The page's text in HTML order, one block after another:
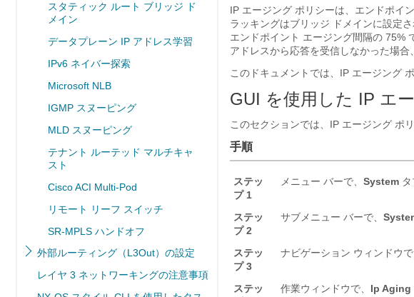
スタティック ルート ブリッジ ド
メイン
データプレーン IP アドレス学習
IPv6 ネイバー探索
Microsoft NLB
IGMP スヌーピング
MLD スヌーピング
テナント ルーテッド マルチキャ
スト
Cisco ACI Multi-Pod
リモート リーフ スイッチ
SR-MPLS ハンドオフ
外部ルーティング（L3Out）の設定
レイヤ 3 ネットワーキングの注意事項
IP エージング ポリシーは、エンドポイ
ラッキングはブリッジ ドメインに設定
エンドポイント エージング間隔の 75%
アドレスから応答を受信しなかった場合
このドキュメントでは、IP エージング
GUI を使用した IP エ
このセクションでは、IP エージング ポ
手順
ステッ
プ 1
メニュー バーで、 System
ステッ
プ 2
サブメニュー バーで、
ステッ
プ 3
ナビゲーション ウィンドウで
ステッ
作業ウィンドウで、 Ip Aging